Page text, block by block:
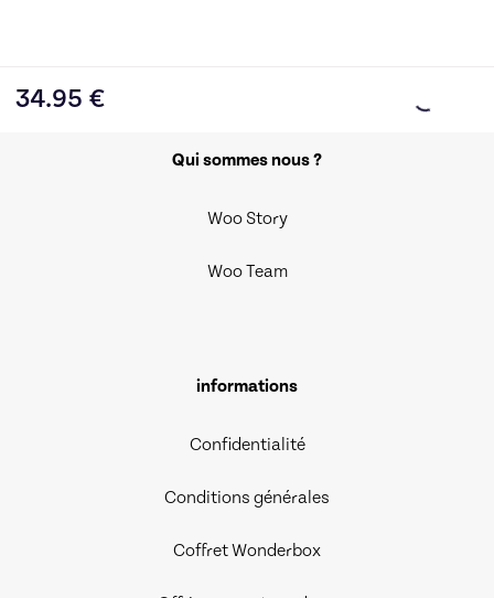
34.95 €
Qui sommes nous ?
Woo Story
Woo Team
informations
Confidentialité
Conditions générales
Coffret Wonderbox